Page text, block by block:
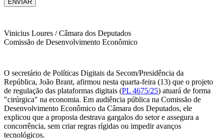
ENVIAR
Vinicius Loures / Câmara dos Deputados
Comissão de Desenvolvimento Econômico
O secretário de Políticas Digitais da Secom/Presidência da
República, João Brant, afirmou nesta quarta-feira (13) que o projeto
de regulação das plataformas digitais (PL 4675/25) atuará de forma
"cirúrgica" na economia. Em audiência pública na Comissão de
Desenvolvimento Econômico da Câmara dos Deputados, ele
explicou que a proposta destrava gargalos do setor e assegura a
concorrência, sem criar regras rígidas ou impedir avanços
tecnológicos.